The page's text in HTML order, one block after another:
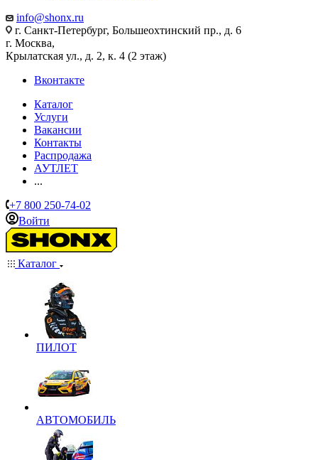
info@shonx.ru
г. Санкт-Петербург, Большеохтинский пр., д. 6
г. Москва,
Крылатская ул., д. 2, к. 4 (2 этаж)
Вконтакте
Каталог
Услуги
Вакансии
Контакты
Распродажа
АУТЛЕТ
...
+7 800 250-74-02
Войти
Каталог
ПИЛОТ
АВТОМОБИЛЬ